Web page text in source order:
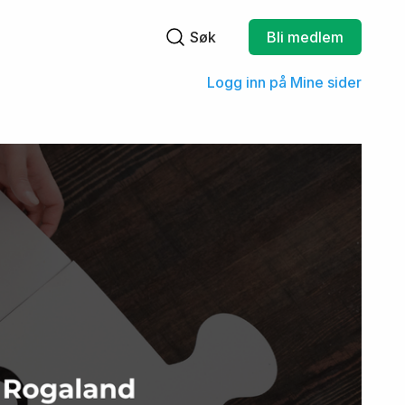
Søkefelt
Søk Bli medlem
Logg inn på Mine sider